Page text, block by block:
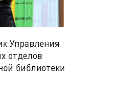
Управления
отделов
библиотеки